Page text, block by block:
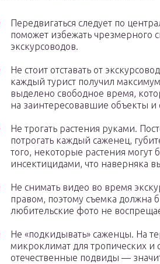
Передвигаться следует по
поможет избежать чрезмерного
экскурсоводов.
Не стоит отставать от
каждый турист получил
выделено свободное время,
на заинтересовавшие объекты и
Не трогать растения руками.
потрогать каждый саженец,
того, некоторые растения
инсектицидами, что наверняка
Не снимать видео во время
правом, поэтому съемка должна
любительские фото не
Не «подкидывать» саженцы. На
микроклимат для тропических и
отечественные подвиды —